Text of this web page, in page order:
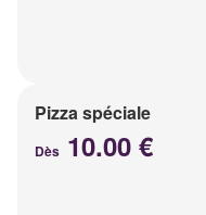
Pizza spéciale
Dès 10.00 €